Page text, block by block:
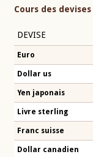
Cours des
DEVISE
Euro
Dollar us
Yen japonais
Livre sterling
Franc suisse
Dollar canadien